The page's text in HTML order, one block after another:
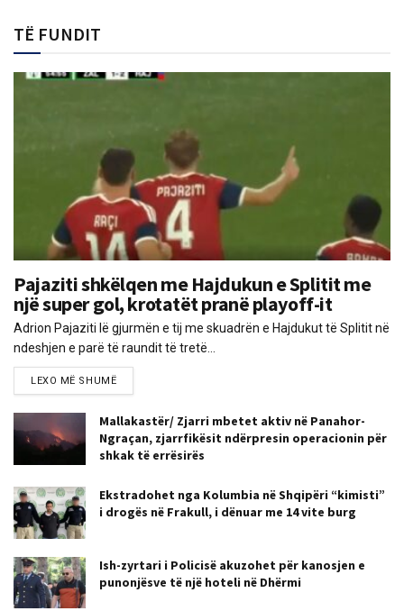
TË FUNDIT
Pajaziti shkëlqen me Hajdukun e Splitit me
një super gol, krotatët pranë playoff-it
Adrion Pajaziti lë gjurmën e tij me skuadrën e Hajdukut të Splitit në
ndeshjen e parë të raundit të tretë...
LEXO MË SHUMË
Mallakastër/ Zjarri mbetet aktiv në Panahor-
Ngraçan, zjarrfikësit ndërpresin operacionin për
shkak të errësirës
Ekstradohet nga Kolumbia në Shqipëri “kimisti”
i drogës në Frakull, i dënuar me 14 vite burg
Ish-zyrtari i Policisë akuzohet për kanosjen e
punonjësve të një hoteli në Dhërmi